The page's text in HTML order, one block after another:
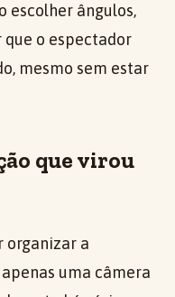
escolher ângulos,
o espectador
mesmo sem estar
que virou
organizar a
uma câmera